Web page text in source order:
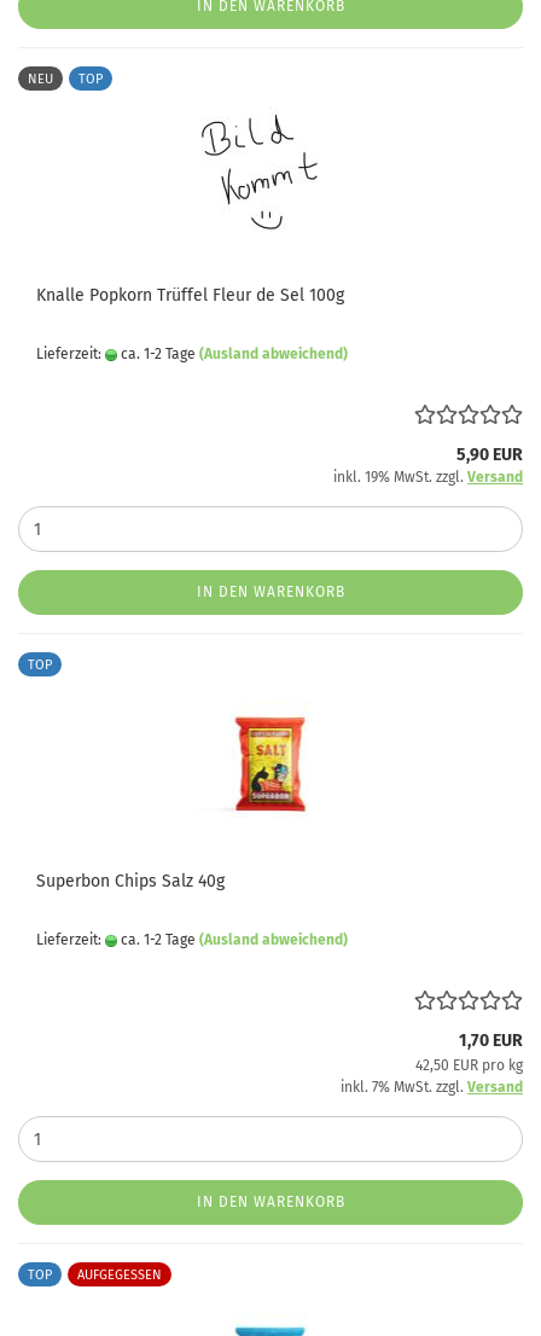
IN DEN WARENKORB
NEU TOP
Knalle Popkorn Trüffel Fleur de Sel 100g
Lieferzeit: ca. 1-2 Tage (Ausland abweichend)
5,90 EUR
inkl. 19% MwSt. zzgl. Versand
IN DEN WARENKORB
TOP
Superbon Chips Salz 40g
Lieferzeit: ca. 1-2 Tage (Ausland abweichend)
1,70 EUR
42,50 EUR pro kg
inkl. 7% MwSt. zzgl. Versand
IN DEN WARENKORB
TOP AUFGEGESSEN